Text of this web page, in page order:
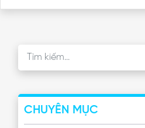
CHUYÊN MỤC